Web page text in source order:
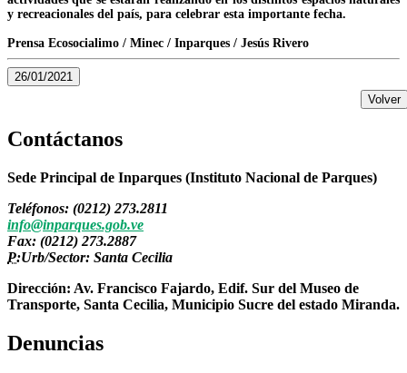
y recreacionales del país, para celebrar esta importante fecha.
Prensa Ecosocialimo / Minec / Inparques / Jesús Rivero
26/01/2021
Volver
Contáctanos
Sede Principal de Inparques (Instituto Nacional de Parques)
Teléfonos: (0212) 273.2811
info@inparques.gob.ve
Fax: (0212) 273.2887
P:Urb/Sector: Santa Cecilia
Dirección: Av. Francisco Fajardo, Edif. Sur del Museo de
Transporte, Santa Cecilia, Municipio Sucre del estado Miranda.
Denuncias